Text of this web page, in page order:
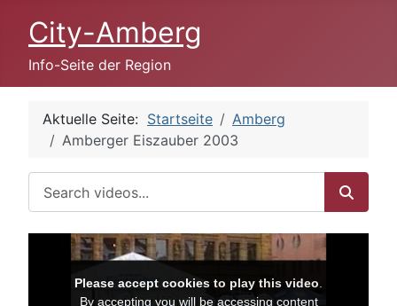
City-Amberg
Info-Seite der Region
Aktuelle Seite: Startseite
Amberg
Amberger Eiszauber 2003